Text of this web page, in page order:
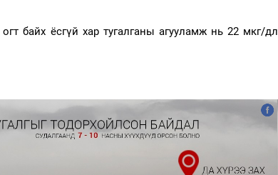
байх ёсгүй хар тугалганы агууламж нь 22 мкг/дл